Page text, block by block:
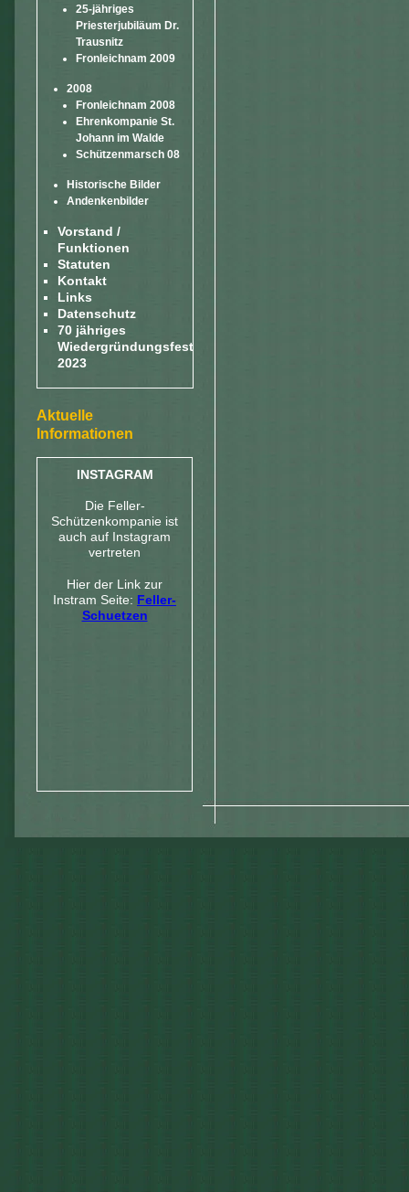
25-jähriges
Priesterjubiläum Dr.
Trausnitz
Fronleichnam 2009
2008
Fronleichnam 2008
Ehrenkompanie St.
Johann im Walde
Schützenmarsch 08
Historische Bilder
Andenkenbilder
Vorstand /
Funktionen
Statuten
Kontakt
Links
Datenschutz
70 jähriges
Wiedergründungsfest
2023
Aktuelle
Informationen
INSTAGRAM
Die Feller-
Schützenkompanie ist
auch auf Instagram
vertreten
Hier der Link zur
Instram Seite: Feller-
Schuetzen